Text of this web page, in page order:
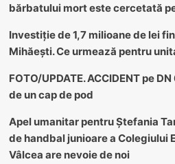
bărbatului mort este cercetată
Investiție de 1,7 milioane de lei
Mihăești. Ce urmează pentru
FOTO/UPDATE. ACCIDENT pe
de un cap de pod
Apel umanitar pentru Ștefania
de handbal junioare a Colegiului
Vâlcea are nevoie de noi